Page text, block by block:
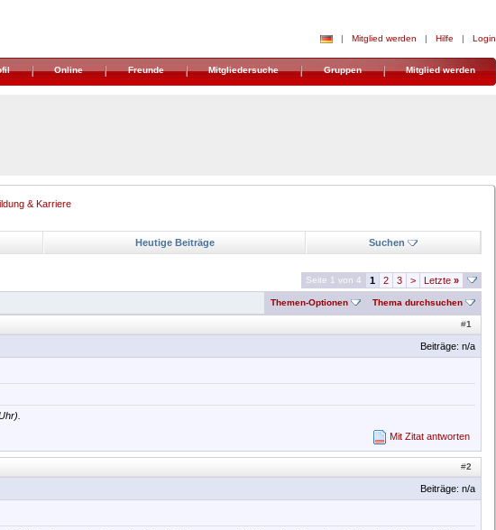
| Mitglied werden | Hilfe | Login
Online Freunde Mitgliedersuche Gruppen Mitglied werden
& Karriere
Heutige Beiträge Suchen
Seite 1 von 4 1 2 3 > Letzte »
Themen-Optionen Thema durchsuchen
#1
Beiträge: n/a
Mit Zitat antworten
#2
Beiträge: n/a